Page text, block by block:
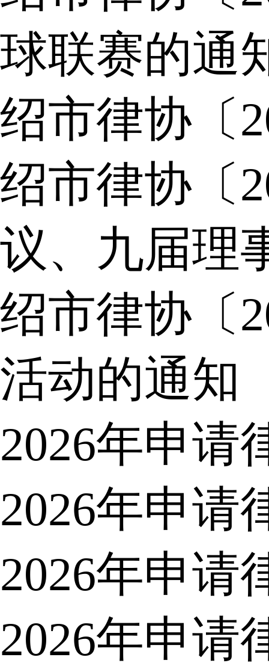
球联赛的通
绍市律协〔
绍市律协〔
议、九届理
绍市律协〔
活动的通知
2026年申请
2026年申请
2026年申请
2026年申请